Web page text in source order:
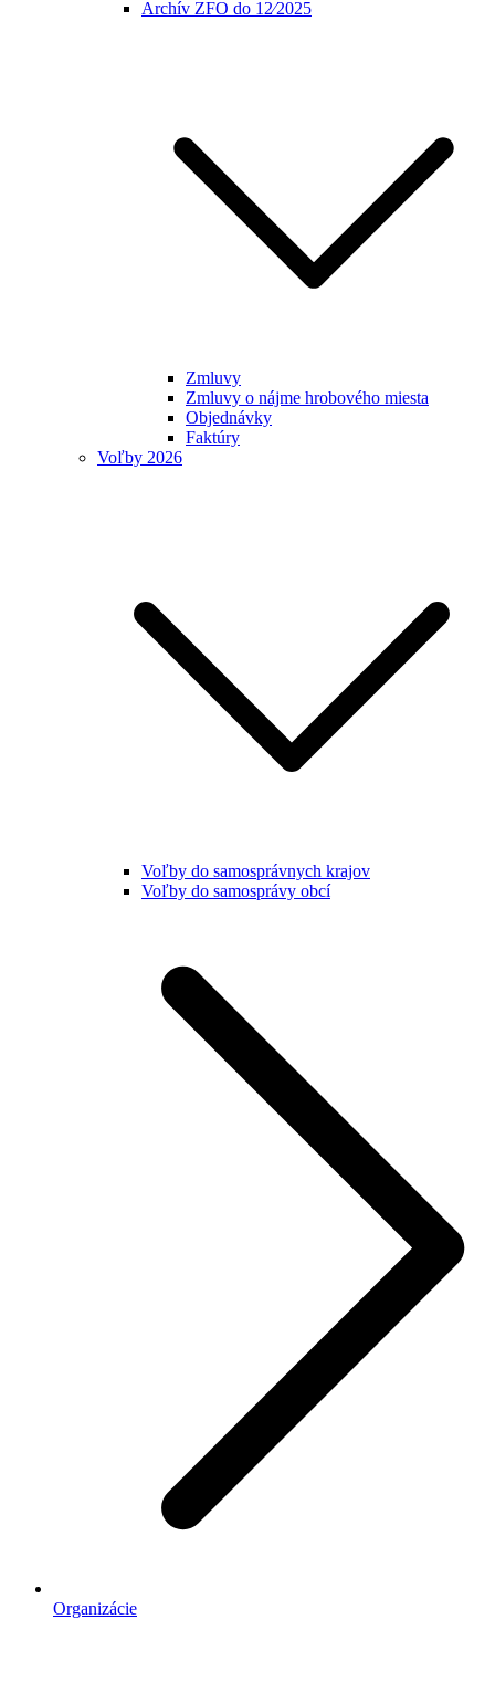
Archív ZFO do 12⁄2025
Zmluvy
Zmluvy o nájme hrobového miesta
Objednávky
Faktúry
Voľby 2026
Voľby do samosprávnych krajov
Voľby do samosprávy obcí
Organizácie